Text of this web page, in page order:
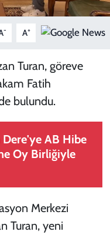
- A+
Turan, göreve
Fatih
bulundu.
Dere'ye AB Hibe
Oy Birliğiyle
Merkezi
Turan, yeni